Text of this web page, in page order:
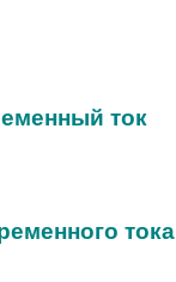
ток
тока